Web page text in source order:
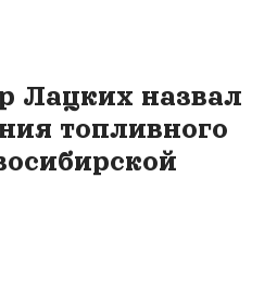
Лацких назвал
топливного